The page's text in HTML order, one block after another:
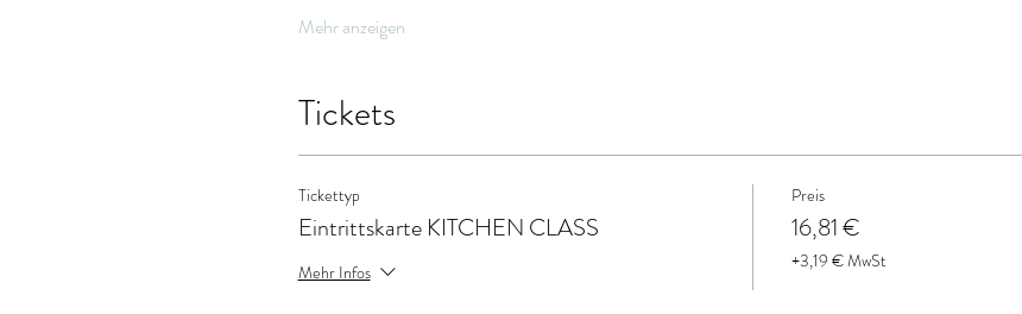
Mehr anzeigen
Tickets
Tickettyp
Eintrittskarte KITCHEN CLASS
Mehr Infos
Preis
16,81 €
+3,19 € MwSt